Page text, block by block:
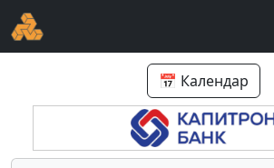
📅 Календар